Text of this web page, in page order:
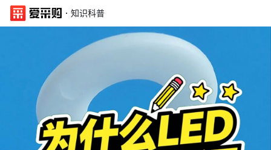
· 知识科普